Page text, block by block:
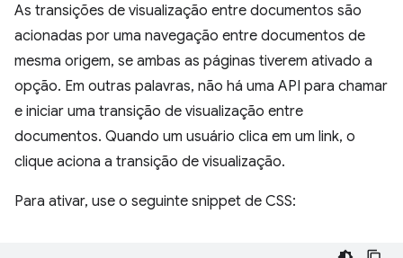
As transições de visualização entre documentos são
acionadas por uma navegação entre documentos de
mesma origem, se ambas as páginas tiverem ativado a
opção. Em outras palavras, não há uma API para chamar
e iniciar uma transição de visualização entre
documentos. Quando um usuário clica em um link, o
clique aciona a transição de visualização.
Para ativar, use o seguinte snippet de CSS: